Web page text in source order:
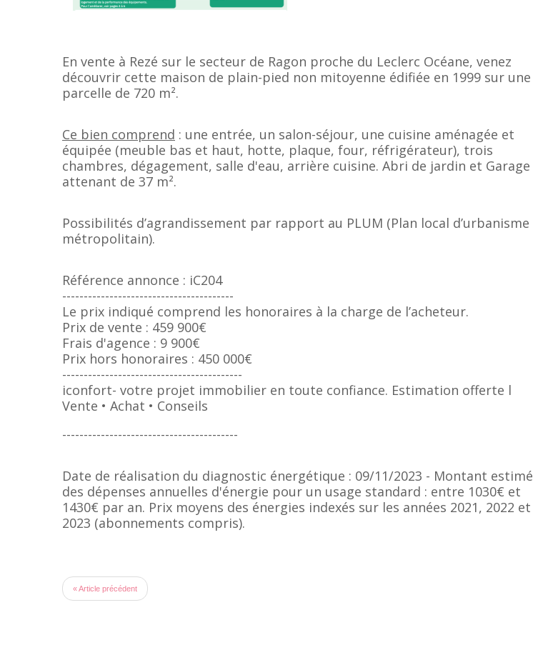
En vente à Rezé sur le secteur de Ragon proche du Leclerc Océane, venez
découvrir cette maison de plain-pied non mitoyenne édifiée en 1999 sur une
parcelle de 720 m².
Ce bien comprend : une entrée, un salon-séjour, une cuisine aménagée et
équipée (meuble bas et haut, hotte, plaque, four, réfrigérateur), trois
chambres, dégagement, salle d'eau, arrière cuisine. Abri de jardin et Garage
attenant de 37 m².
Possibilités d’agrandissement par rapport au PLUM (Plan local d’urbanisme
métropolitain).
Référence annonce : iC204
----------------------------------------
Le prix indiqué comprend les honoraires à la charge de l’acheteur.
Prix de vente : 459 900€
Frais d'agence : 9 900€
Prix hors honoraires : 450 000€
------------------------------------------
iconfort- votre projet immobilier en toute confiance. Estimation offerte l
Vente • Achat • Conseils
-----------------------------------------
Date de réalisation du diagnostic énergétique : 09/11/2023 - Montant estimé
des dépenses annuelles d'énergie pour un usage standard : entre 1030€ et
1430€ par an. Prix moyens des énergies indexés sur les années 2021, 2022 et
2023 (abonnements compris).
« Article précédent